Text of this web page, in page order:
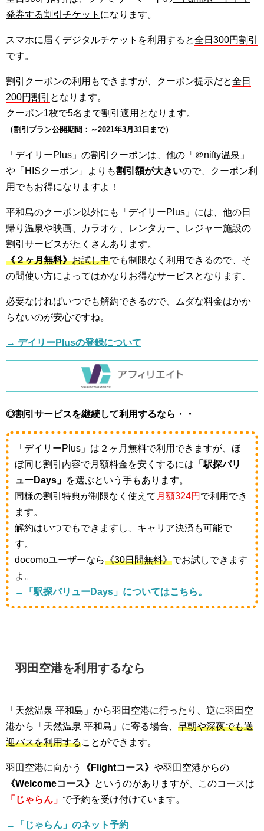
発券する割引チケット になります。
スマホに届くデジタルチケットを利用すると全日300円割引
です。
割引クーポンの利用もできますが、クーポン提示だと全日
200円割引 となります。
クーポン1枚で5名まで割引適用となります。
（割引プラン公開期間：～2021年3月31日まで）
「デイリーPlus」の割引クーポンは、他の「＠nifty温泉」
や「HISクーポン」よりも割引額が大きいので、クーポン利
用でもお得になりますよ！
平和島のクーポン以外にも「デイリーPlus」には、他の日
帰り温泉や映画、カラオケ、レンタカー、レジャー施設の
割引サービスがたくさんあります。
《２ヶ月無料》お試し中でも制限なく利用できるので、そ
の間使い方によってはかなりお得なサービスとなります、
必要なければいつでも解約できるので、ムダな料金はかか
らないのが安心ですね。
→ デイリーPlusの登録について
◎割引サービスを継続して利用するなら・・
「デイリーPlus」は２ヶ月無料で利用できますが、ほ
ぼ同じ割引内容で月額料金を安くするには 「駅探バリ
ューDays」 を選ぶという手もあります。
同様の割引特典が制限なく使えて 月額324円 で利用でき
ます。
解約はいつでもできますし、キャリア決済も可能で
す。
docomoユーザーなら《30日間無料》でお試しできます
よ。
→「駅探バリューDays」についてはこちら。
羽田空港を利用するなら
「天然温泉 平和島」から羽田空港に行ったり、逆に羽田空
港から「天然温泉 平和島」に寄る場合、 早朝や深夜でも送
迎バスを利用することができます。
羽田空港に向かう 《Flightコース》 や羽田空港からの
《Welcomeコース》 というのがありますが、このコースは
「じゃらん」 で予約を受け付けています。
→「じゃらん」のネット予約